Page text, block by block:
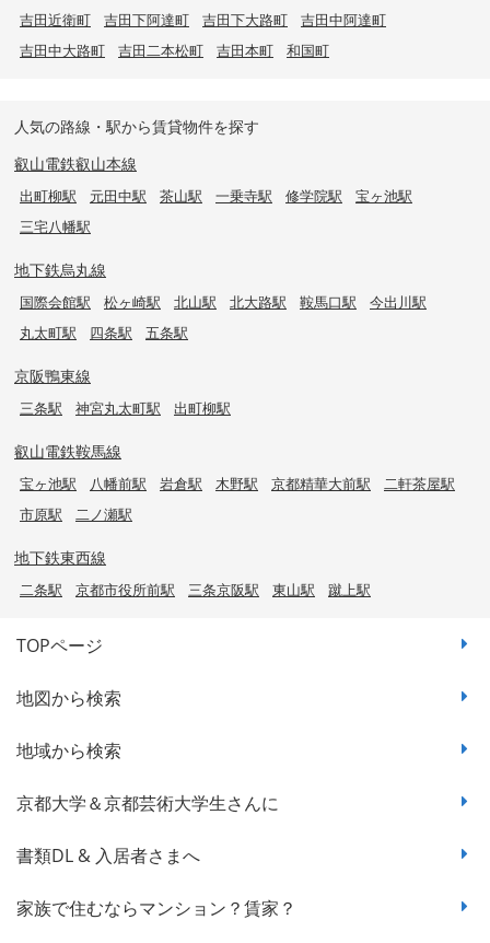
吉田近衛町
吉田下阿達町 吉田下大路町
吉田中阿達町
吉田中大路町
吉田二本松町 吉田本町 和国町
人気の路線・駅から賃貸物件を探す
叡山電鉄叡山本線
出町柳駅 元田中駅 茶山駅 一乗寺駅 修学院駅
宝ヶ池駅
三宅八幡駅
地下鉄烏丸線
国際会館駅 松ヶ崎駅 北山駅 北大路駅 鞍馬口駅
今出川駅
丸太町駅
四条駅 五条駅
京阪鴨東線
三条駅 神宮丸太町駅 出町柳駅
叡山電鉄鞍馬線
宝ヶ池駅 八幡前駅 岩倉駅 木野駅 京都精華大前駅
二軒茶屋駅
市原駅
二ノ瀬駅
地下鉄東西線
二条駅 京都市役所前駅 三条京阪駅 東山駅 蹴上駅
TOPページ
地図から検索
地域から検索
京都大学＆京都芸術大学生さんに
書類DL & 入居者さまへ
家族で住むならマンション？賃家？